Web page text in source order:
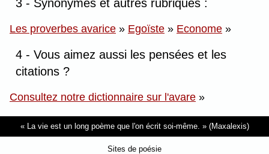
3 - Synonymes et autres rubriques :
Les proverbes avarice » Egoïste » Econome »
4 - Vous aimez aussi les pensées et les
citations ?
Consultez notre dictionnaire sur l'avare »
La vie est un long poème que l'on écrit soi-même. (Maxalexis)
Sites de poésie